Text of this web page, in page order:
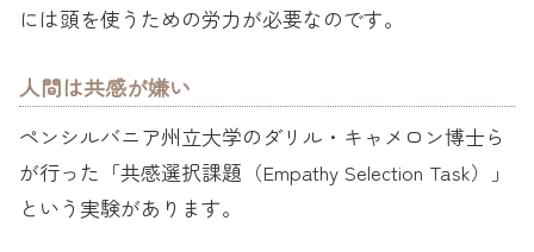
には頭を使うための労力が必要なのです。
人間は共感が嫌い
ペンシルバニア州立大学のダリル・キャメロン博士ら
が行った「共感選択課題（Empathy Selection Task）」
という実験があります。